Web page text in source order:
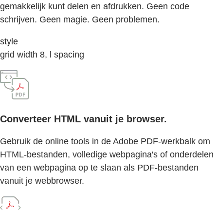
gemakkelijk kunt delen en afdrukken. Geen code
schrijven. Geen magie. Geen problemen.
style
grid width 8, l spacing
Converteer HTML vanuit je browser.
Gebruik de online tools in de Adobe PDF-werkbalk om
HTML-bestanden, volledige webpagina's of onderdelen
van een webpagina op te slaan als PDF-bestanden
vanuit je webbrowser.